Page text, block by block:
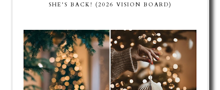
SHE'S BACK! (2026 VISION BOARD)